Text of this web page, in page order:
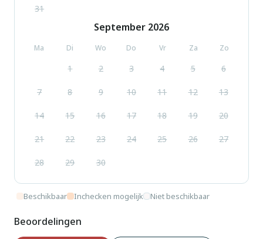
31
September 2026
Ma Di Wo Do Vr Za Zo
1 2 3 4 5 6
7 8 9 10 11 12 13
14 15 16 17 18 19 20
21 22 23 24 25 26 27
28 29 30
Beschikbaar Inchecken mogelijk Niet beschikbaar
Beoordelingen